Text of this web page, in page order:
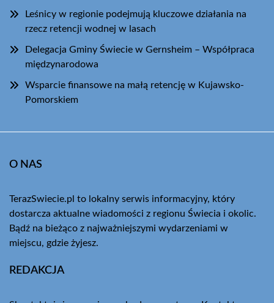
Leśnicy w regionie podejmują kluczowe działania na
rzecz retencji wodnej w lasach
Delegacja Gminy Świecie w Gernsheim – Współpraca
międzynarodowa
Wsparcie finansowe na małą retencję w Kujawsko-
Pomorskiem
O NAS
TerazSwiecie.pl to lokalny serwis informacyjny, który
dostarcza aktualne wiadomości z regionu Świecia i okolic.
Bądź na bieżąco z najważniejszymi wydarzeniami w
miejscu, gdzie żyjesz.
REDAKCJA